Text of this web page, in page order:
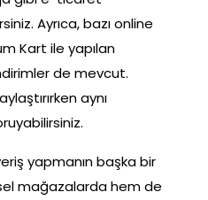
Ayrıca, bazı online
Kart ile yapılan
de mevcut.
aynı
yapmanın başka bir
mağazalarda hem de